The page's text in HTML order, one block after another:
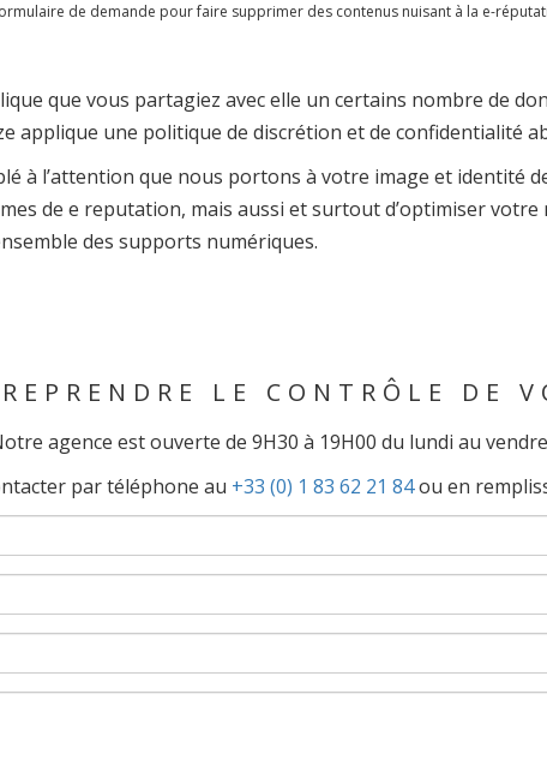
de demande pour faire supprimer des contenus nuisant à la e-
que vous partagiez avec elle un certains nombre de
applique une politique de discrétion et de confidentialité
à l’attention que nous portons à votre image et identité
de e reputation, mais aussi et surtout d’optimiser
des supports numériques.
LE CONTRÔLE DE
agence est ouverte de 9H30 à 19H00 du lundi au
par téléphone au +33 (0) 1 83 62 21 84ou en